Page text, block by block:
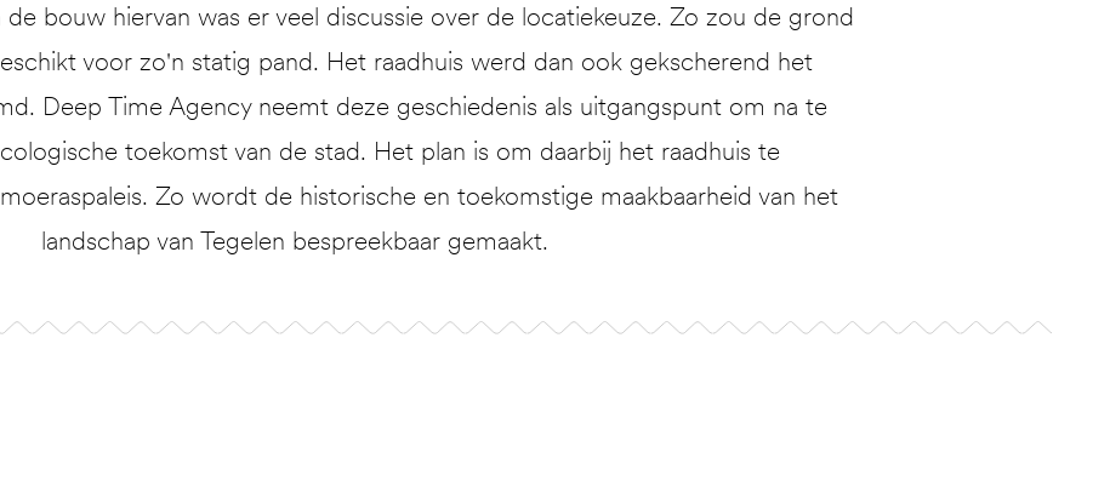
de bouw hiervan was er veel discussie over de locatiekeuze. Zo zou de grond
voor zo'n statig pand. Het raadhuis werd dan ook gekscherend het
Deep Time Agency neemt deze geschiedenis als uitgangspunt om na te
toekomst van de stad. Het plan is om daarbij het raadhuis te
Zo wordt de historische en toekomstige maakbaarheid van het
landschap van Tegelen bespreekbaar gemaakt.